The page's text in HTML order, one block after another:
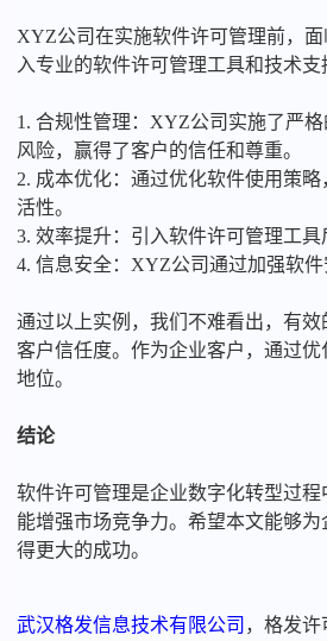
XYZ公司在实施软件许可管理前，
入专业的软件许可管理工具和技术
1. 合规性管理：XYZ公司实施了严
风险，赢得了客户的信任和尊重。
2. 成本优化：通过优化软件使用策
活性。
3. 效率提升：引入软件许可管理工
4. 信息安全：XYZ公司通过加强软
通过以上实例，我们不难看出，有
客户信任度。作为企业客户，通过
地位。
结论
软件许可管理是企业数字化转型过
能增强市场竞争力。希望本文能够
得更大的成功。
武汉格发信息技术有限公司 ，格发